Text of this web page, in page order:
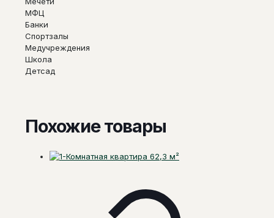
МФЦ
Банки
Спортзалы
Медучреждения
Школа
Детсад
Похожие товары